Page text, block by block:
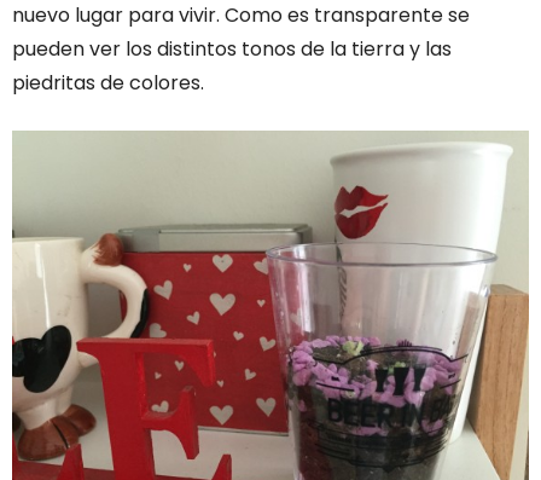
nuevo lugar para vivir. Como es transparente se
pueden ver los distintos tonos de la tierra y las
piedritas de colores.